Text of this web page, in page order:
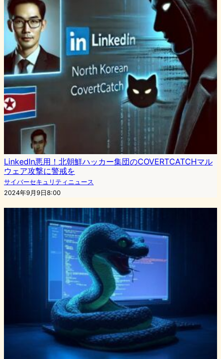
LinkedIn悪用！北朝鮮ハッカー集団のCOVERTCATCHマル
ウェア攻撃に警戒を
サイバーセキュリティニュース
2024年9月9日8:00